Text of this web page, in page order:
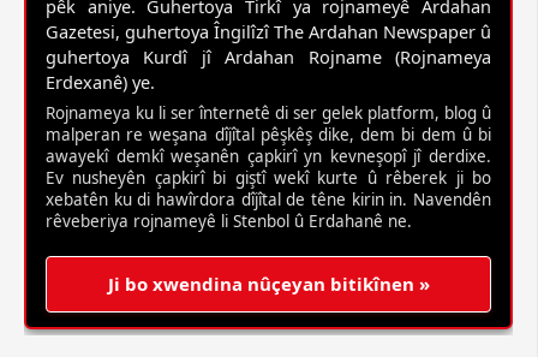
pêk aniye. Guhertoya Tirkî ya rojnameyê Ardahan
Gazetesi, guhertoya Îngilîzî The Ardahan Newspaper û
guhertoya Kurdî jî Ardahan Rojname (Rojnameya
Erdexanê) ye.
Rojnameya ku li ser înternetê di ser gelek platform, blog û
malperan re weşana dîjîtal pêşkêş dike, dem bi dem û bi
awayekî demkî weşanên çapkirî yn kevneşopî jî derdixe.
Ev nusheyên çapkirî bi giştî wekî kurte û rêberek ji bo
xebatên ku di hawîrdora dîjîtal de têne kirin in. Navendên
rêveberiya rojnameyê li Stenbol û Erdahanê ne.
Ji bo xwendina nûçeyan bitikînen »